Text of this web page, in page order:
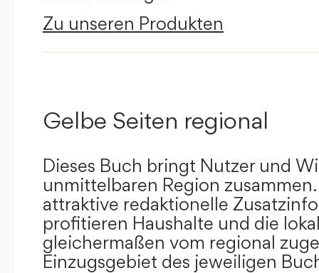
Zu unseren Produkten
Gelbe Seiten regional
Dieses Buch bringt Nutzer und
unmittelbaren Region
attraktive redaktionelle
profitieren Haushalte und die
gleichermaßen vom regional
Einzugsgebiet des jeweiligen